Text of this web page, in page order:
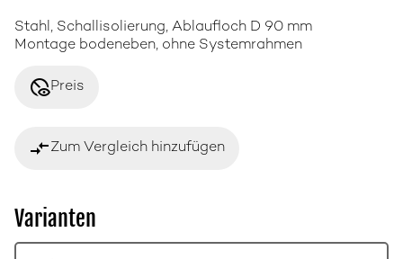
Stahl, Schallisolierung, Ablaufloch D 90 mm
Montage bodeneben, ohne Systemrahmen
disabled_visiblePreis
compare_arrowsZum Vergleich hinzufügen
Varianten